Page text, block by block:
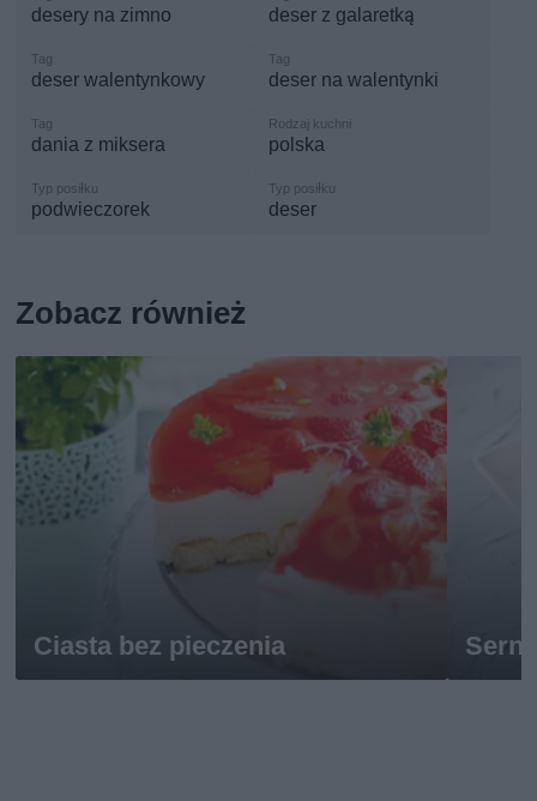
desery na zimno deser z galaretką
deser walentynkowy deser na walentynki
dania z miksera polska
podwieczorek deser
Zobacz również
Ciasta bez pieczenia